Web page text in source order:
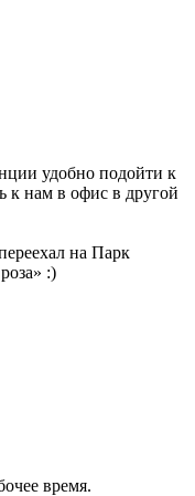
удобно подойти к
к нам в офис в другой
на Парк
:)
время.